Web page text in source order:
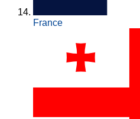
France